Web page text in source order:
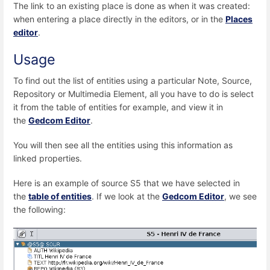
The link to an existing place is done as when it was created:
when entering a place directly in the editors, or in the Places
editor.
Usage
To find out the list of entities using a particular Note, Source,
Repository or Multimedia Element, all you have to do is select
it from the table of entities for example, and view it in
the Gedcom Editor.
You will then see all the entities using this information as
linked properties.
Here is an example of source S5 that we have selected in
the table of entities. If we look at the Gedcom Editor, we see
the following: